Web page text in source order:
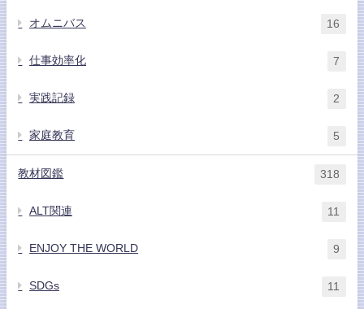
オムニバス 16
仕事効率化 7
実践記録 2
家庭教育 5
教材図鑑 318
ALT関連 11
ENJOY THE WORLD 9
SDGs 11